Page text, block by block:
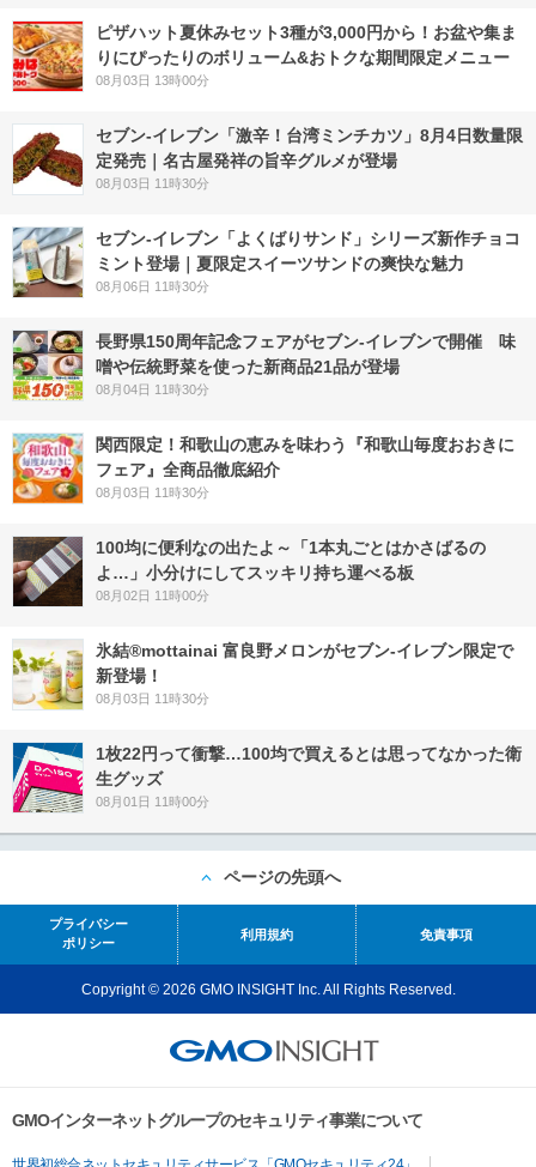
ピザハット夏休みセット3種が3,000円から！お盆や集ま
りにぴったりのボリューム&おトクな期間限定メニュー
08月03日 13時00分
セブン-イレブン「激辛！台湾ミンチカツ」8月4日数量限
定発売｜名古屋発祥の旨辛グルメが登場
08月03日 11時30分
セブン‐イレブン「よくばりサンド」シリーズ新作チョコ
ミント登場｜夏限定スイーツサンドの爽快な魅力
08月06日 11時30分
長野県150周年記念フェアがセブン-イレブンで開催 味
噌や伝統野菜を使った新商品21品が登場
08月04日 11時30分
関西限定！和歌山の恵みを味わう『和歌山毎度おおきに
フェア』全商品徹底紹介
08月03日 11時30分
100均に便利なの出たよ～「1本丸ごとはかさばるの
よ…」小分けにしてスッキリ持ち運べる板
08月02日 11時00分
氷結®mottainai 富良野メロンがセブン‐イレブン限定で
新登場！
08月03日 11時30分
1枚22円って衝撃…100均で買えるとは思ってなかった衛
生グッズ
08月01日 11時00分
ページの先頭へ
プライバシー
ポリシー
利用規約 免責事項
Copyright © 2026 GMO INSIGHT Inc. All Rights Reserved.
GMOインターネットグループのセキュリティ事業について